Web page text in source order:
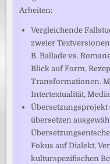
Arbeiten:
Vergleichende
zweier
B. Ballade vs.
Blick auf Form,
Transformationen.
Intertextualität,
Übersetzungsprojekt
übersetzen
Fokus auf Dialekt,
kulturspezifischen